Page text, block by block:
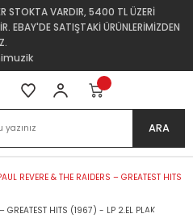
STOKTA VARDIR, 5400 TL ÜZERİ
EBAY'DE SATIŞTAKİ ÜRÜNLERİMİZDEN
ARA
REVERE & THE RAIDERS – GREATEST HITS